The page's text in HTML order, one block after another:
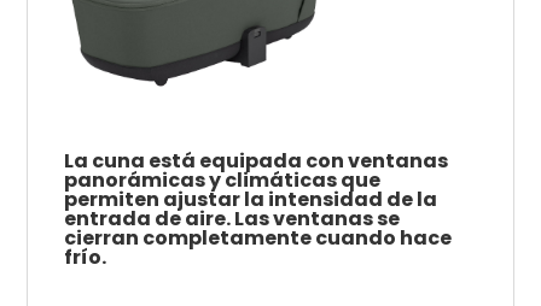
La cuna está equipada con ventanas
panorámicas y climáticas que
permiten ajustar la intensidad de la
entrada de aire. Las ventanas se
cierran completamente cuando hace
frío.